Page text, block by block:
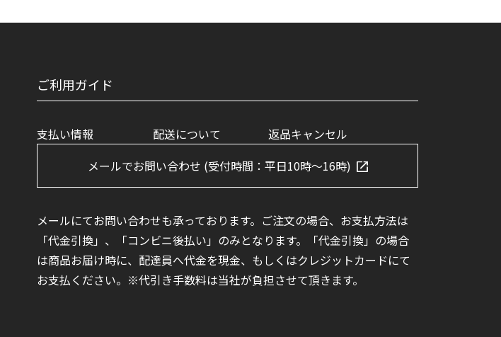
ご利用ガイド
支払い情報 配送について
返品キャンセル
メールでお問い合わせ (受付時間：平日10時～16時)
メールにてお問い合わせも承っております。ご注文の場合、お支払方法は
「代金引換」、「コンビニ後払い」のみとなります。「代金引換」の場合
は商品お届け時に、配達員へ代金を現金、もしくはクレジットカードにて
お支払ください。※代引き手数料は当社が負担させて頂きます。